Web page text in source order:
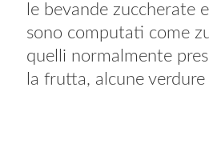
le bevande zuccherate
sono computati come
quelli normalmente
la frutta, alcune